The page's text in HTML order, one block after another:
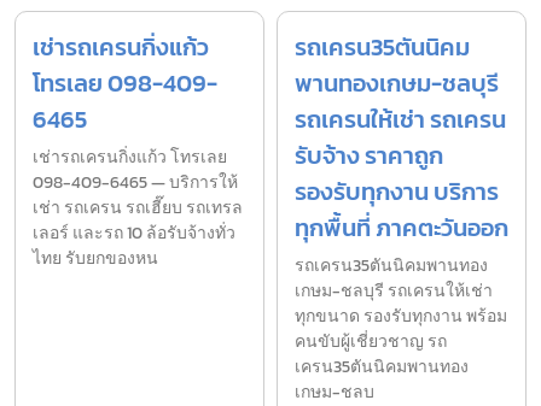
เช่ารถเครนกิ่งแก้ว
โทรเลย 098-409-
6465
เช่ารถเครนกิ่งแก้ว โทรเลย
098-409-6465 — บริการให้
เช่า รถเครน รถเฮี๊ยบ รถเทรล
เลอร์ และรถ 10 ล้อรับจ้างทั่ว
ไทย รับยกของหน
รถเครน35ตันนิคม
พานทองเกษม-ชลบุรี
รถเครนให้เช่า รถเครน
รับจ้าง ราคาถูก
รองรับทุกงาน บริการ
ทุกพื้นที่ ภาคตะวันออก
รถเครน35ตันนิคมพานทอง
เกษม-ชลบุรี รถเครนให้เช่า
ทุกขนาด รองรับทุกงาน พร้อม
คนขับผู้เชี่ยวชาญ รถ
เครน35ตันนิคมพานทอง
เกษม-ชลบ